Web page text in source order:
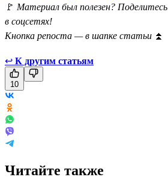
🚩 Материал был полезен?
в соцсетях!
Кнопка репоста — в шапке статьи ⏫
↩ К другим статьям
10
Читайте также